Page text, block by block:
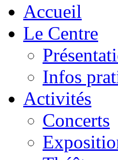
Accueil
Le Centre
Infos
Activités
Concerts